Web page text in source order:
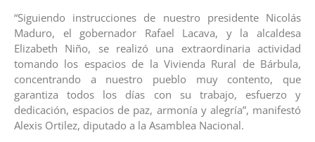
“Siguiendo instrucciones de nuestro presidente Nicolás
Maduro, el gobernador Rafael Lacava, y la alcaldesa
Elizabeth Niño, se realizó una extraordinaria actividad
tomando los espacios de la Vivienda Rural de Bárbula,
concentrando a nuestro pueblo muy contento, que
garantiza todos los días con su trabajo, esfuerzo y
dedicación, espacios de paz, armonía y alegría”, manifestó
Alexis Ortilez, diputado a la Asamblea Nacional.